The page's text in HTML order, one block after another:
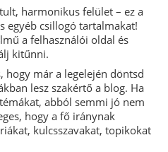
harmonikus felület – ez a
egyéb csillogó tartalmakat!
a felhasználói oldal és
kitűnni.
hogy már a legelején döntsd
lesz szakértő a blog. Ha
abból semmi jó nem
hogy a fő iránynak
kulcsszavakat, topikokat